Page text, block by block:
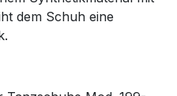
dem Schuh eine